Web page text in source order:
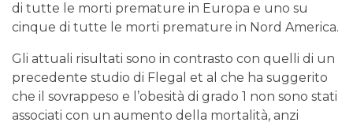
di tutte le morti premature in Europa e uno su
cinque di tutte le morti premature in Nord America.
Gli attuali risultati sono in contrasto con quelli di un
precedente studio di Flegal et al che ha suggerito
che il sovrappeso e l’obesità di grado 1 non sono stati
associati con un aumento della mortalità, anzi